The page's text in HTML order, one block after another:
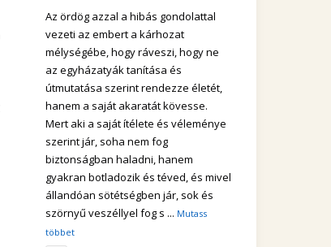
Az ördög azzal a hibás gondolattal
vezeti az embert a kárhozat
mélységébe, hogy ráveszi, hogy ne
az egyházatyák tanítása és
útmutatása szerint rendezze életét,
hanem a saját akaratát kövesse.
Mert aki a saját ítélete és véleménye
szerint jár, soha nem fog
biztonságban haladni, hanem
gyakran botladozik és téved, és mivel
állandóan sötétségben jár, sok és
szörnyű veszéllyel fog s ... Mutass
többet